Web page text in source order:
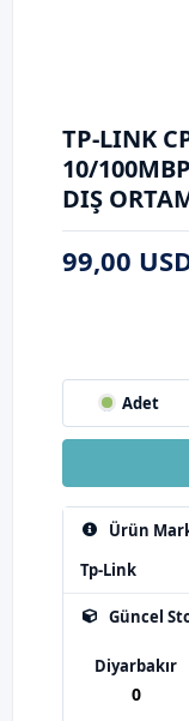
TP-LINK
10/
DIŞ
99,00
Ürün
Tp-Link
Güncel
Diyarbakır
0
Adet